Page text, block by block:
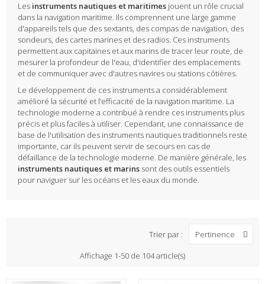
Les instruments nautiques et maritimes jouent un rôle crucial
dans la navigation maritime. Ils comprennent une large gamme
d'appareils tels que des sextants, des compas de navigation, des
sondeurs, des cartes marines et des radios. Ces instruments
permettent aux capitaines et aux marins de tracer leur route, de
mesurer la profondeur de l'eau, d'identifier des emplacements
et de communiquer avec d'autres navires ou stations côtières.
Le développement de ces instruments a considérablement
amélioré la sécurité et l’efficacité de la navigation maritime. La
technologie moderne a contribué à rendre ces instruments plus
précis et plus faciles à utiliser. Cependant, une connaissance de
base de l'utilisation des instruments nautiques traditionnels reste
importante, car ils peuvent servir de secours en cas de
défaillance de la technologie moderne. De manière générale, les
instruments nautiques et marins sont des outils essentiels
pour naviguer sur les océans et les eaux du monde.
Trier par :
Pertinence
Affichage 1-50 de 104 article(s)